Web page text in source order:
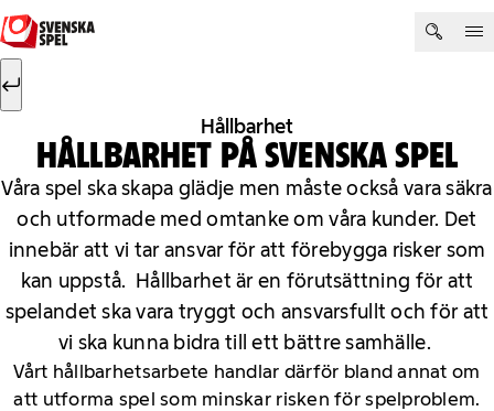
Hoppa till innehåll
Sök efter:
Hållbarhet
HÅLLBARHET PÅ SVENSKA SPEL
Våra spel ska skapa glädje men måste också vara säkra
och utformade med omtanke om våra kunder. Det
innebär att vi tar ansvar för att förebygga risker som
kan uppstå. Hållbarhet är en förutsättning för att
spelandet ska vara tryggt och ansvarsfullt och för att
vi ska kunna bidra till ett bättre samhälle.
Vårt hållbarhetsarbete handlar därför bland annat om
att utforma spel som minskar risken för spelproblem.